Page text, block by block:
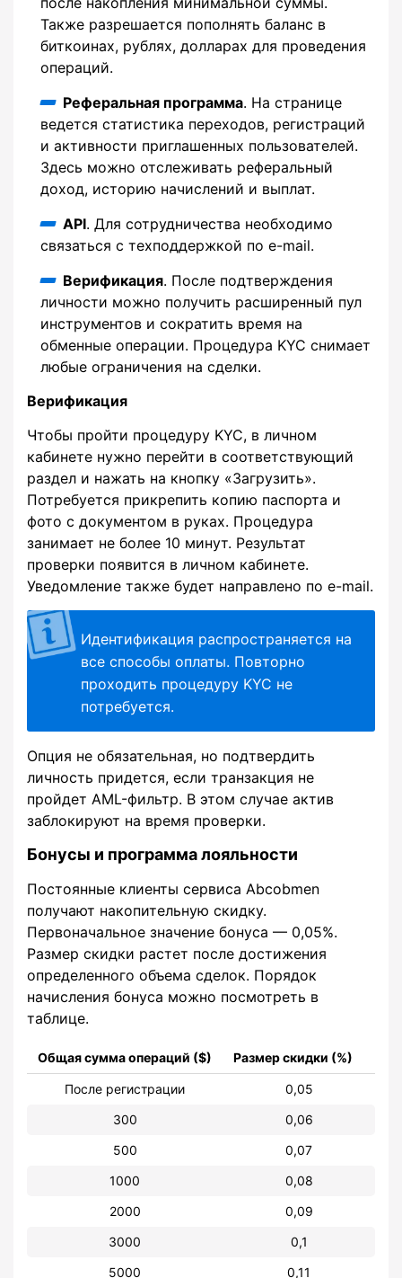
Также разрешается пополнять баланс в
биткоинах, рублях, долларах для проведения
операций.
Реферальная программа. На странице
ведется статистика переходов, регистраций
и активности приглашенных пользователей.
Здесь можно отслеживать реферальный
доход, историю начислений и выплат.
API. Для сотрудничества необходимо
связаться с техподдержкой по e-mail.
Верификация. После подтверждения
личности можно получить расширенный пул
инструментов и сократить время на
обменные операции. Процедура KYC снимает
любые ограничения на сделки.
Верификация
Чтобы пройти процедуру KYC, в личном
кабинете нужно перейти в соответствующий
раздел и нажать на кнопку «Загрузить».
Потребуется прикрепить копию паспорта и
фото с документом в руках. Процедура
занимает не более 10 минут. Результат
проверки появится в личном кабинете.
Уведомление также будет направлено по e-mail.
Идентификация распространяется на
все способы оплаты. Повторно
проходить процедуру KYC не
потребуется.
Опция не обязательная, но подтвердить
личность придется, если транзакция не
пройдет AML-фильтр. В этом случае актив
заблокируют на время проверки.
Бонусы и программа лояльности
Постоянные клиенты сервиса Abcobmen
получают накопительную скидку.
Первоначальное значение бонуса — 0,05%.
Размер скидки растет после достижения
определенного объема сделок. Порядок
начисления бонуса можно посмотреть в
таблице.
Общая сумма операций ($) Размер скидки (%)
После регистрации
0,05
300
0,06
500
0,07
1000
0,08
2000
0,09
3000
0,1
5000
0,11